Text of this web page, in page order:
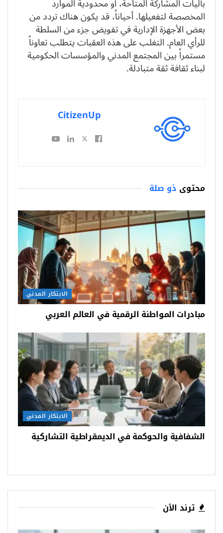
المخصصة لتفعيلها. أحياناً، قد يكون هناك تردد من
بعض الأجهزة الإدارية في تفويض جزء من السلطة
للرأي العام. التغلب على هذه العقبات يتطلب تعاوناً
مستمراً بين المجتمع المدني والمؤسسات الحكومية
لبناء ثقافة ثقة متبادلة.
CitizenUp
محتوى ذو صلة
الابتكار المدني
مبادرات المواطنة الرقمية في العالم العربي
الابتكار المدني
الشفافية والحوكمة في الديمقراطية التشاركية
ترند الٱن